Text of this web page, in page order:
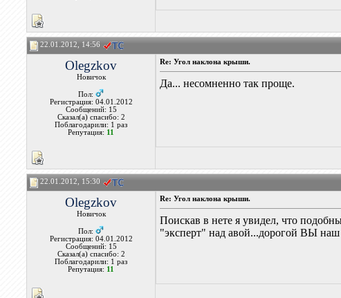
22.01.2012, 14:56
Olegzkov
Новичок
Пол:
Регистрация: 04.01.2012
Сообщений: 15
Сказал(а) спасибо: 2
Поблагодарили: 1 раз
Репутация: 11
Re: Угол наклона крыши.
Да... несомненно так проще.
22.01.2012, 15:30
Olegzkov
Новичок
Пол:
Регистрация: 04.01.2012
Сообщений: 15
Сказал(а) спасибо: 2
Поблагодарили: 1 раз
Репутация: 11
Re: Угол наклона крыши.
Поискав в нете я увидел, что
"эксперт" над авой...дорогой ВЫ наш